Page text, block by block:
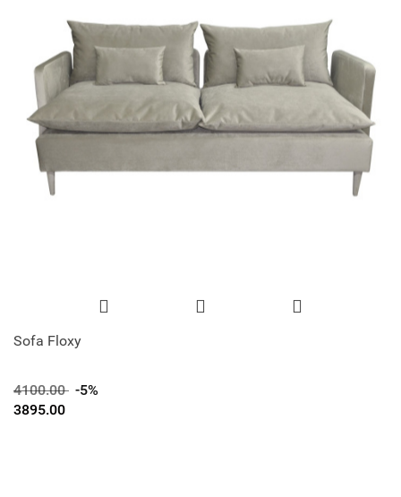
Sofa Floxy
4100.00 -5%
3895.00